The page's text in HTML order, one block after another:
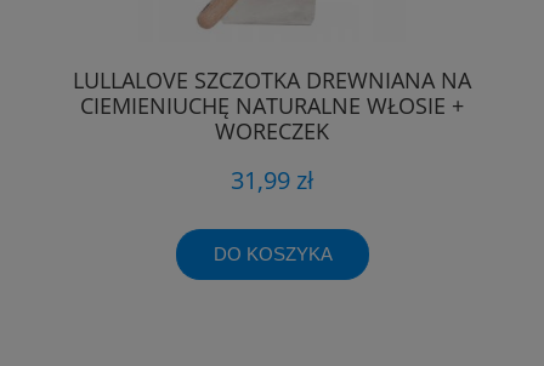
LULLALOVE SZCZOTKA DREWNIANA NA
CIEMIENIUCHĘ NATURALNE WŁOSIE +
WORECZEK
31,99 zł
DO KOSZYKA